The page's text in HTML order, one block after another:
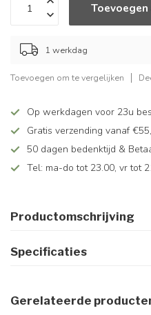
1 werkdag
Toevoegen om te vergelijken
Op werkdagen voor 23u
Gratis verzending vanaf
50 dagen bedenktijd &
Tel: ma-do tot 23.00, vr tot
Productomschrijving
Specificaties
Gerelateerde